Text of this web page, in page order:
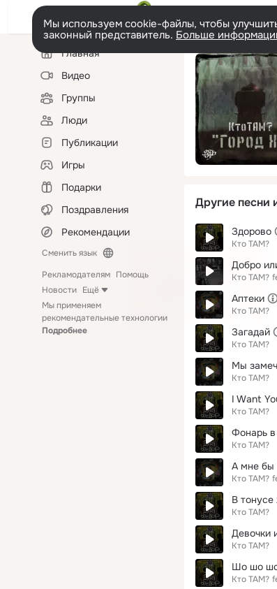
Мы используем cookie-файлы, чтобы
законный представитель. Больше
Левая
колонкаГлавная
Видео
Группы
Люди
Публикации
Игры
Подарки
Поздравления
Рекомендации
Сменить язык
Рекламодателям Помощь
Новости Ещё
Мы применяем
рекомендательные технологии
Подробнее
Другие песни
Здорово
Кто ТАМ?
Добро
Кто ТАМ?
Аптеки
Кто ТАМ?
Загадай
Кто ТАМ?
Мы
Кто ТАМ?
I Want
Кто ТАМ?
Фонарь
Кто ТАМ?
А мне бы
Кто ТАМ?
В
Кто ТАМ?
Девочки
Кто ТАМ?
Шо шо
Кто ТАМ?